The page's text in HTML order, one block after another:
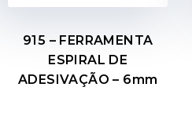
915 – FERRAMENTA
ESPIRAL DE
ADESIVAÇÃO – 6mm